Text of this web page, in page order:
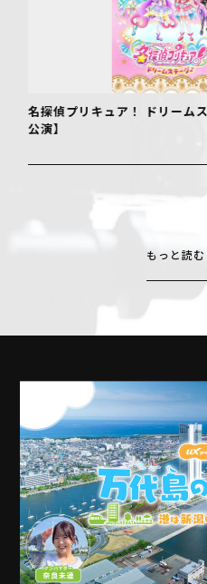
名探偵プリキュア！ ドリー
公演】
もっと読む